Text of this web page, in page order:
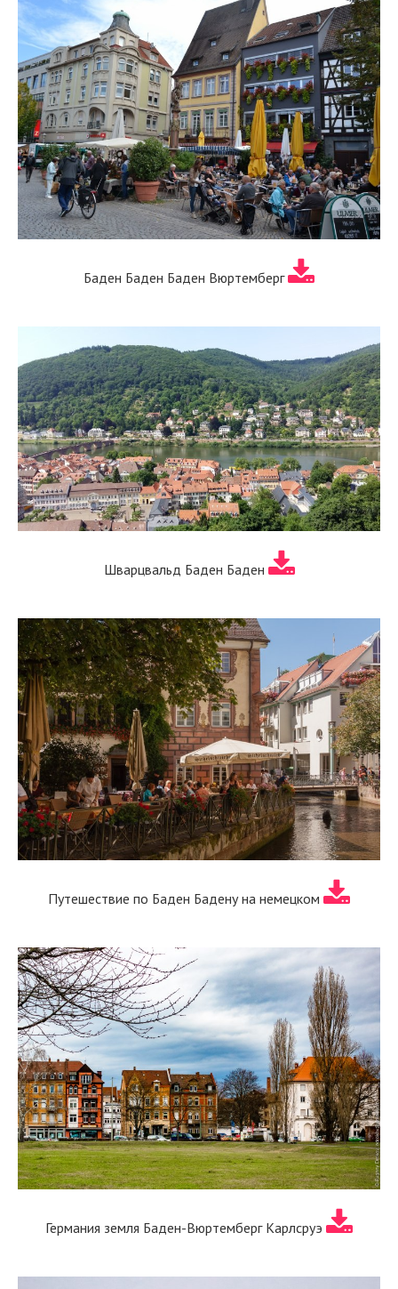
Баден Баден Баден Вюртемберг
Шварцвальд Баден Баден
Путешествие по Баден Бадену на немецком
Германия земля Баден-Вюртемберг Карлсруэ